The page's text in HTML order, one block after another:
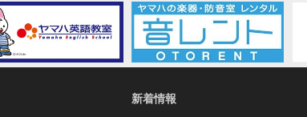
定める許諾を供与することのみに限定されるものと
随的または間接的損害（データの破損、営業上の利
いません。また、本ソフトウェアの使用においてお
新着情報